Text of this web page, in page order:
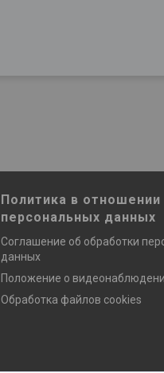
Политика в
персональных данных
Соглашение об обработки
данных
Положение о
Обработка файлов cookies